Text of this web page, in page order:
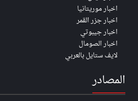
اخبار موريتانيا
اخبار جزر القمر
اخبار جيبوتي
اخبار الصومال
لايف ستايل بالعربي
المصادر